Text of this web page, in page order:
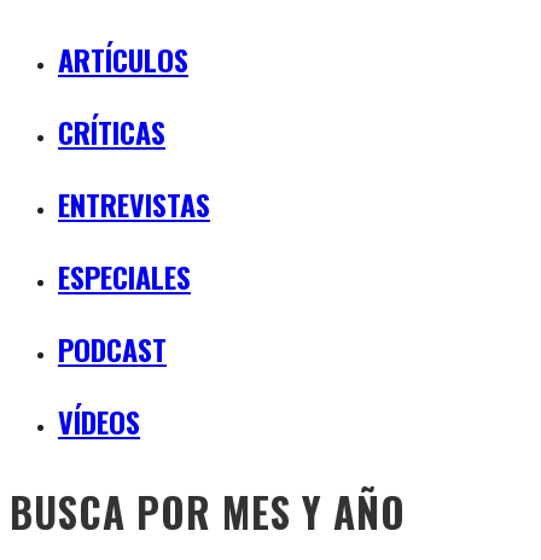
ARTÍCULOS
CRÍTICAS
ENTREVISTAS
ESPECIALES
PODCAST
VÍDEOS
BUSCA POR MES Y AÑO